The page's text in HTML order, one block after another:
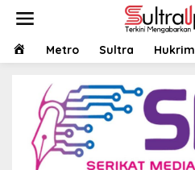
HOMEMetro Sultra Hukrim